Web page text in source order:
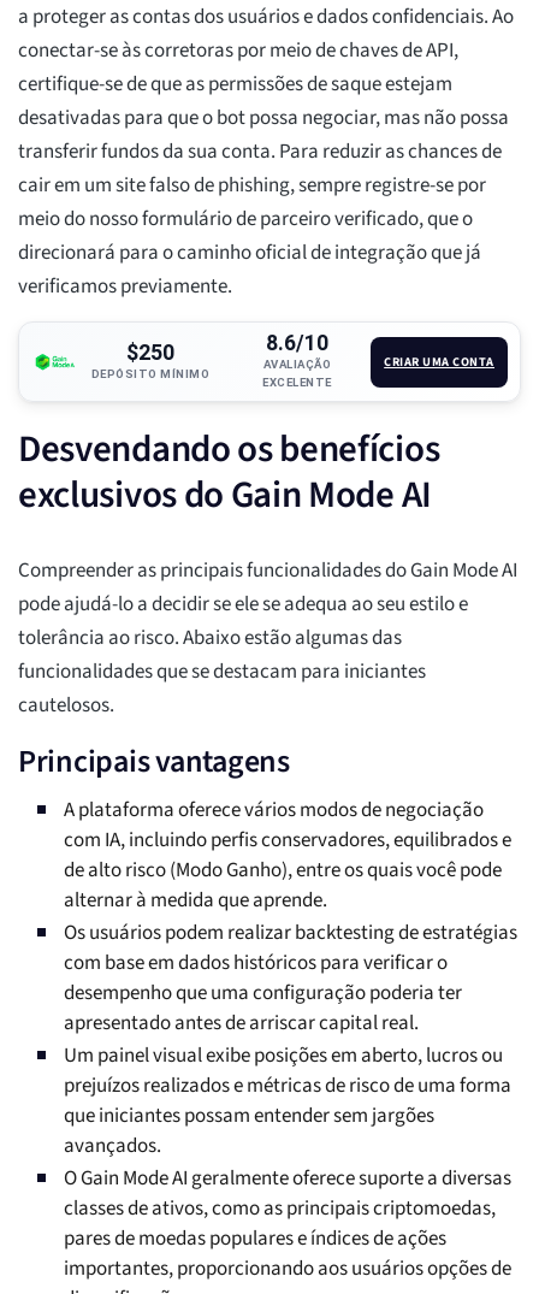
a proteger as contas dos usuários e dados confidenciais. Ao
conectar-se às corretoras por meio de chaves de API,
certifique-se de que as permissões de saque estejam
desativadas para que o bot possa negociar, mas não possa
transferir fundos da sua conta. Para reduzir as chances de
cair em um site falso de phishing, sempre registre-se por
meio do nosso formulário de parceiro verificado, que o
direcionará para o caminho oficial de integração que já
verificamos previamente.
$250
DEPÓSITO MÍNIMO
8.6/10
AVALIAÇÃO
EXCELENTE
CRIAR UMA CONTA
Desvendando os benefícios
exclusivos do Gain Mode AI
Compreender as principais funcionalidades do Gain Mode AI
pode ajudá-lo a decidir se ele se adequa ao seu estilo e
tolerância ao risco. Abaixo estão algumas das
funcionalidades que se destacam para iniciantes
cautelosos.
Principais vantagens
A plataforma oferece vários modos de negociação
com IA, incluindo perfis conservadores, equilibrados e
de alto risco (Modo Ganho), entre os quais você pode
alternar à medida que aprende.
Os usuários podem realizar backtesting de estratégias
com base em dados históricos para verificar o
desempenho que uma configuração poderia ter
apresentado antes de arriscar capital real.
Um painel visual exibe posições em aberto, lucros ou
prejuízos realizados e métricas de risco de uma forma
que iniciantes possam entender sem jargões
avançados.
O Gain Mode AI geralmente oferece suporte a diversas
classes de ativos, como as principais criptomoedas,
pares de moedas populares e índices de ações
importantes, proporcionando aos usuários opções de